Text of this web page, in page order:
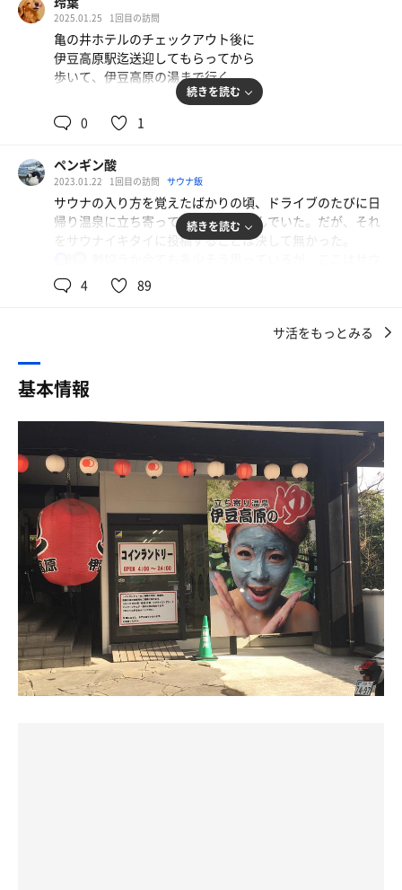
しでしょうか。
ホームページのトップページや建物の入り口にどーん！と
ある泥パックをしたお姉さんのインパクトがすごいです。
それにしても、よく見るとなかなか美人な方ですね。ほほ
えましいかぎりです。
お風呂に入って、サウナで汗をかいて、開いた毛穴から泥
パックで皮脂の汚れを落として、ピッカピカのお肌になる
それでは、本日も己のサウナ道を追求する人生を楽しんで
まいります。
#体験
14:00 受付。下駄箱の鍵は個人管理。PayPay で料金を支
階段をのぼると目の前は休憩所。漫画本がずらーっと並
ぶ。まずは畳の休憩所でお仕事とお勉強。目の前にテレビ
脱衣所。ん、ここは…泥顔写真館でわちゃわちゃしてる女
えてしまうんじゃないのか⁈
浴室。左側に洗い場 8つ。右側に各種浴槽。正面には二重
扉。二重扉の途中にサウナ室。二重扉を抜けると露天スペ
ース。露天スペースには露天風呂、泥パックコーナーがあ
る。
1セット目: 1.5kg減 ------
内風呂、サウナ、水風呂、サウナ、水風呂、サウナ、水風
呂、外気浴、露天風呂、水シャワー。
内風呂。まずは体を温めて瘦せやすい身体をつくる。なん
だかこのお風呂、落ち着くなぁ。ほっとする瞬間。
サウナ 87度。鉄板の上にストーンが乗ったストーブがが
んばってる。入口入って左側に二席。ストーブを挟んで2
段 L字型。結果、表現としては変則 2段コの字型。背中の
2025.01.25 1回目の訪問
亀の井ホテルのチェックアウト後に
伊豆高原駅迄送迎してもらってから
歩いて、伊豆高原の湯まで行く
昨日まではぽかぽか陽気だったのに
風が冷たく曇り空で肌寒さもあり
土産物は、湯上がりに見ることにする
入湯料金はクーポンで割引いて貰い
飲泉水を飲むつもりが見当たらずに
泥風呂・泥顔で撮影出来ることに
脱衣所から浴室へ行く時に少し躊躇う
浴室に行くと、アヒルちゃんが
タイミングよく親が子供と遊ばれていたので
子供用と判断出来て良かった
知らなかったら足湯？とか思い
踏み入れていたかもしれない
洗体を済ませてから内湯で
冷えている身体を温めつつ
露天風呂の方へ目を向けると
サウナ室が見えたので
先に毛穴を広げ汗腺を良くしようと入室
程よい熱さのサ室でじっくり発汗させ
身体がほんのり汗ばんで気持ちよく
なりかけてきたところで露天風呂へ
続きを読む
0 1
ペンギン酸
2023.01.22 1回目の訪問 サウナ飯
サウナの入り方を覚えたばかりの頃、ドライブのたびに日
帰り温泉に立ち寄ってはサ活を楽しんでいた。だが、それ
をサウナイキタイに投稿することは決して無かった。
ナに魂を売り渡した魑魅魍魎が巣食う魔窟のごときサイト
で、初心者が近寄ってはならない場所とされていた。俺の
過去にサ活をしたのに投稿がない唯一の施設、それが当館
それだけなら「ｱｯﾊｲ」で済む話だが、今日伊豆高原まで足
を運んだのには理由がある。
先日、掛川で買い求めたお茶が妻に大好評で、早くもスト
ックの底が見えてきたのだ。
代わりに去年買った「ぐり茶」を出したらこちらも好評。
このままでは俺たちが飲むお茶が無くなってしまう……。
〜
国道134号と135号を走ること2時間。
伊東市街の「ぐり茶の杉山」で茶葉を、スーパーAOKIでお
昼のお寿司を購入。
あとは……やっぱりお風呂入りたい！
続きを読む
4 89
サ活をもっとみる
基本情報